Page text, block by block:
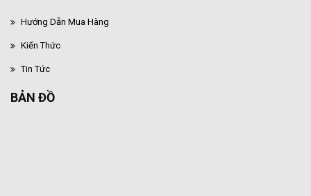
Hướng Dẫn Mua Hàng
Kiến Thức
Tin Tức
BẢN ĐỒ